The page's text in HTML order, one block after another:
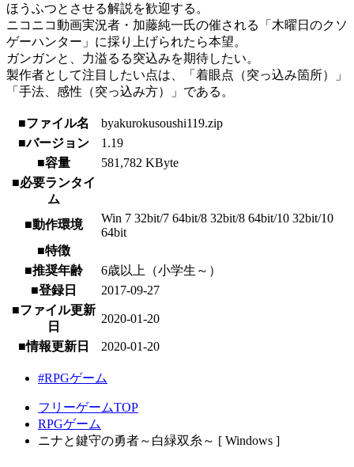
ほうふつとさせる解説を歓迎する。
ニコニコ動画実況者・加藤純一氏の催される「木曜日のクソ
ゲーハンター」に採り上げられたら本望。
ガンガンと、力溢るる突込みを期待したい。
製作者として注目したい点は、「着眼点（突っ込み箇所）」
「手法、感性（突っ込み方）」である。
■ファイル名
byakurokusoushi119.zip
■バージョン
1.19
■容量
581,782 KByte
■必要ランタイ
ム
■動作環境
Win 7 32bit/7 64bit/8 32bit/8 64bit/10 32bit/10
64bit
■特徴
■推奨年齢
6歳以上（小学生～）
■登録日
2017-09-27
■ファイル更新
日
2020-01-20
■情報更新日 2020-01-20
#RPGゲーム
フリーゲームTOP
RPGゲーム
ニナと鍵守の勇者～白緑双糸～ [ Windows ]